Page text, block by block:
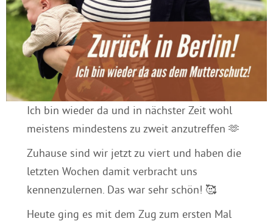
Ich bin wieder da und in nächster Zeit wohl
meistens mindestens zu zweit anzutreffen 🫶
Zuhause sind wir jetzt zu viert und haben die
letzten Wochen damit verbracht uns
kennenzulernen. Das war sehr schön! 🥰
Heute ging es mit dem Zug zum ersten Mal